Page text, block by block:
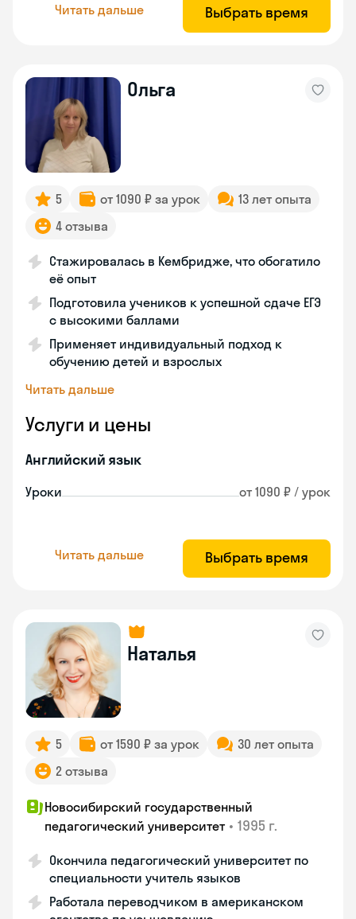
Читать дальше Выбрать время
Ольга
5 от 1090 ₽ за урок
13 лет опыта
4 отзыва
Стажировалась в Кембридже, что обогатило
её опыт
Подготовила учеников к успешной сдаче ЕГЭ
с высокими баллами
Применяет индивидуальный подход к
обучению детей и взрослых
Читать дальше
Услуги и цены
Английский язык
Уроки от 1090 ₽ / урок
Читать дальше Выбрать время
Наталья
5 от 1590 ₽ за урок
30 лет опыта
2 отзыва
Новосибирский государственный
педагогический университет • 1995 г.
Окончила педагогический университет по
специальности учитель языков
Работала переводчиком в американском